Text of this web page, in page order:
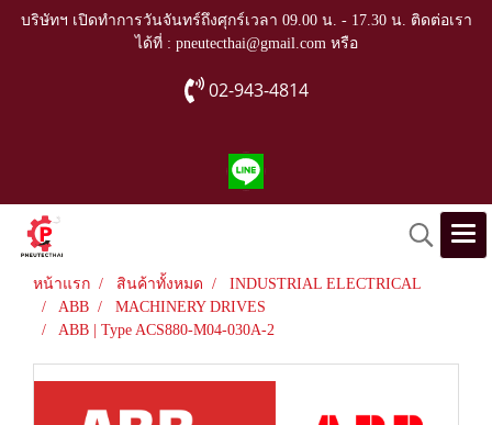
บริษัทฯ เปิดทำการวันจันทร์ถึงศุกร์เวลา 09.00 น. - 17.30 น. ติดต่อเรา
ได้ที่ : pneutecthai@gmail.com หรือ
02-943-4814
หน้าแรก สินค้าทั้งหมด
INDUSTRIAL ELECTRICAL
ABB
MACHINERY DRIVES
ABB | Type ACS880-M04-030A-2